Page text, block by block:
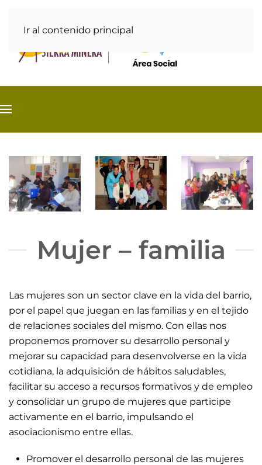
Ir al contenido principal
Mujer – familia
Las mujeres son un sector clave en la vida del barrio,
por el papel que juegan en las familias y en el tejido
de relaciones sociales del mismo. Con ellas nos
proponemos promover su desarrollo personal y
mejorar su capacidad para desenvolverse en la vida
cotidiana, la adquisición de hábitos saludables,
facilitar su acceso a recursos formativos y de empleo
y consolidar un grupo de mujeres que participe
activamente en el barrio, impulsando el
asociacionismo entre ellas.
Promover el desarrollo personal de las mujeres